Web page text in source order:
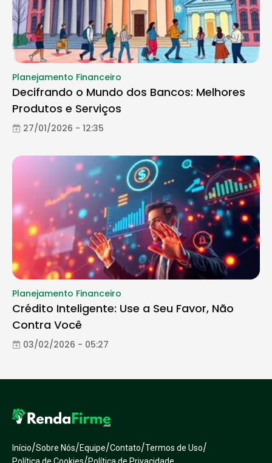
Planejamento Financeiro
Decifrando o Mundo dos Bancos: Melhores
Produtos e Serviços
27/01/2026 - 12:35
Planejamento Financeiro
Crédito Inteligente: Use a Seu Favor, Não
Contra Você
03/02/2026 - 05:27
Início/Sobre Nós/Equipe/Contato/Termos de Uso/
Política de Cookies Política de Privacidade